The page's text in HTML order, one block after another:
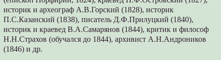
историк и археограф А.В.Горский (1828), историк
П.С.Казанский (1838), писатель Д.Ф.Прилуцкий (1840),
историк и краевед В.А.Самарянов (1844), критик и философ
Н.Н.Страхов (обучался до 1844), архивист А.Н.Андроников
(1846) и др.